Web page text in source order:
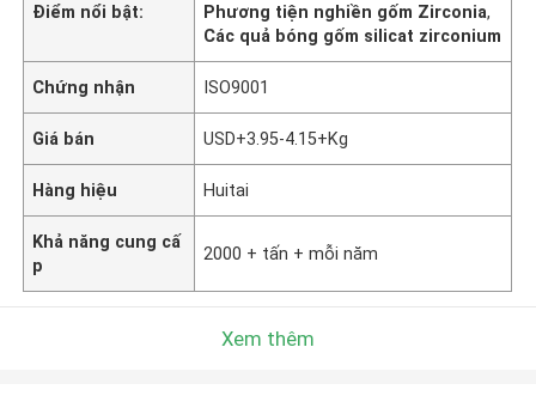
Điểm nổi bật:
Phương tiện nghiền gốm Zirconia,
Các quả bóng gốm silicat zirconium
Chứng nhận ISO9001
Giá bán USD+3.95-4.15+Kg
Hàng hiệu Huitai
Khả năng cung cấ
p
2000 + tấn + mỗi năm
Xem thêm